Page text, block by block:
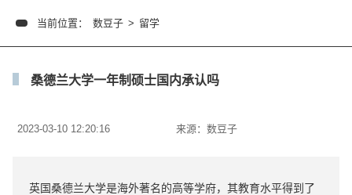
当前位置： 数豆子 > 留学
桑德兰大学一年制硕士国内承认吗
2023-03-10 12:20:16 来源： 数豆子
英国桑德兰大学是海外著名的高等学府，其教育水平得到了